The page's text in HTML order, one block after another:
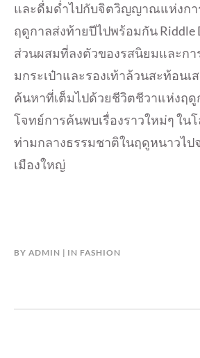
และดื่มด่ำไปกับจิตวิญญาณแห่งกา
ฤดูกาลส่งท้ายปีไปพร้อมกัน Riddle
ส่วนผสมที่ลงตัวของรสนิยมและกา
มกระเป๋าและรองเท้าล้วนสะท้อน
ค้นหาที่เต็มไปด้วยชีวิตชีวาแห่งฤ
โจทย์การค้นพบเรื่องราวใหม่ๆ ใน
ท่ามกลางธรรมชาติในฤดูหนาวไป
เมืองใหญ่
BY ADMIN IN FASHION